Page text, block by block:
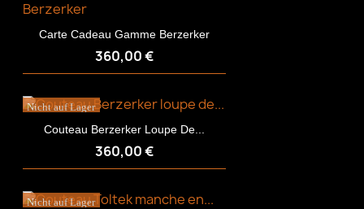
Carte Cadeau Gamme Berzerker
360,00 €
Couteau Berzerker Loupe De...
360,00 €
Nicht auf Lager
Nicht auf Lager